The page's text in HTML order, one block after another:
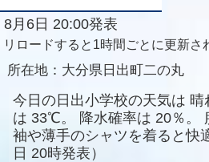
8月6日 20:00発表
リロードすると1時間ごとに更新さ
所在地： 大分県日出町二の丸
今日の日出小学校の天気は 晴
は 33℃。 降水確率は 20％。
袖や薄手のシャツを着ると快
日 20時発表）